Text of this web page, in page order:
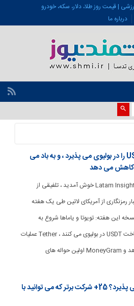
| قیمت روز طلا، دلار، سکه، خودرو
درباره ما
لاتام بینش: تویوتا USDT را در بولیوی می پذیرد ، و به باد می
کاهش می دهد
[ad_1] به Latam Insights خوش آمدید ، تلفیقی از
رمزنگاری از آمریکای لاتین طی یک هفته
این هفته: تویوتا و یاماها شروع به
پذیرش پرداخت USDT در بولیوی می کنند ، Tether عملیات
معدن را در اروگوئه خاتمه می دهد و MoneyGram اولین حواله های
چه کسی بیت کوین را می پذیرد؟ 25+ شرکت برتر که می توانید با